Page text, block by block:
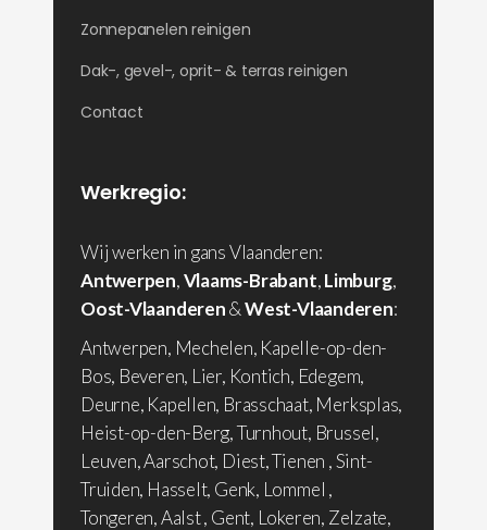
Zonnepanelen reinigen
Dak-, gevel-, oprit- & terras reinigen
Contact
Werkregio:
Wij werken in gans Vlaanderen:
Antwerpen,Vlaams-Brabant,Limburg,
Oost-Vlaanderen&West-Vlaanderen:
Antwerpen, Mechelen, Kapelle-op-den-
Bos, Beveren, Lier, Kontich, Edegem,
Deurne, Kapellen, Brasschaat, Merksplas,
Heist-op-den-Berg, Turnhout, Brussel,
Leuven, Aarschot, Diest, Tienen , Sint-
Truiden, Hasselt, Genk, Lommel ,
Tongeren, Aalst , Gent, Lokeren, Zelzate,